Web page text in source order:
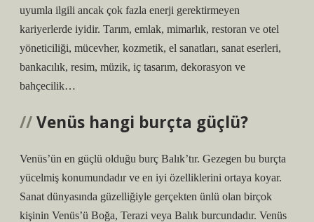
uyumla ilgili ancak çok fazla enerji gerektirmeyen
kariyerlerde iyidir. Tarım, emlak, mimarlık, restoran ve otel
yöneticiliği, mücevher, kozmetik, el sanatları, sanat eserleri,
bankacılık, resim, müzik, iç tasarım, dekorasyon ve
bahçecilik…
Venüs hangi burçta güçlü?
Venüs’ün en güçlü olduğu burç Balık’tır. Gezegen bu burçta
yücelmiş konumundadır ve en iyi özelliklerini ortaya koyar.
Sanat dünyasında güzelliğiyle gerçekten ünlü olan birçok
kişinin Venüs’ü Boğa, Terazi veya Balık burcundadır. Venüs